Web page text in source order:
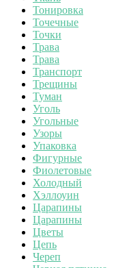
Тонировка
Точечные
Точки
Трава
Трава
Транспорт
Трещины
Туман
Уголь
Угольные
Узоры
Упаковка
Фигурные
Фиолетовые
Холодный
Хэллоуин
Царапины
Царапины
Цветы
Цепь
Череп